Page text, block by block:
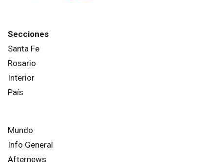
Secciones
Santa Fe
Rosario
Interior
País
Mundo
Info General
Afternews